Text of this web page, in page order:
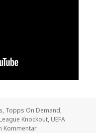
, Topps On Demand,
Knockout, UEFA
Kommentarzu Review: „Topps